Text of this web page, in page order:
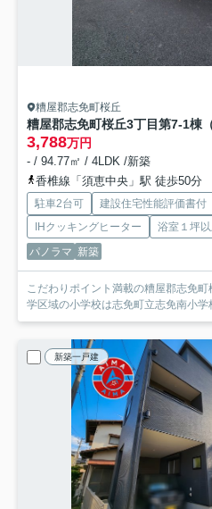
糟屋郡志免町桜丘
糟屋郡志免町桜丘3丁目第7-1棟（
3,788万円
- / 94.77㎡ / 4LDK /新築
香椎線「須恵中央」駅 徒歩50分
駐車2台可 建設住宅性能評価書付
IHクッキングヒーター
浴室１坪
パノラマ 新築
こだわりポイント満載の糟屋郡志免
学区域の小学校は志免町立志免南小学
新築一戸建